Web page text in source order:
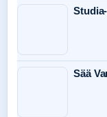
Sää